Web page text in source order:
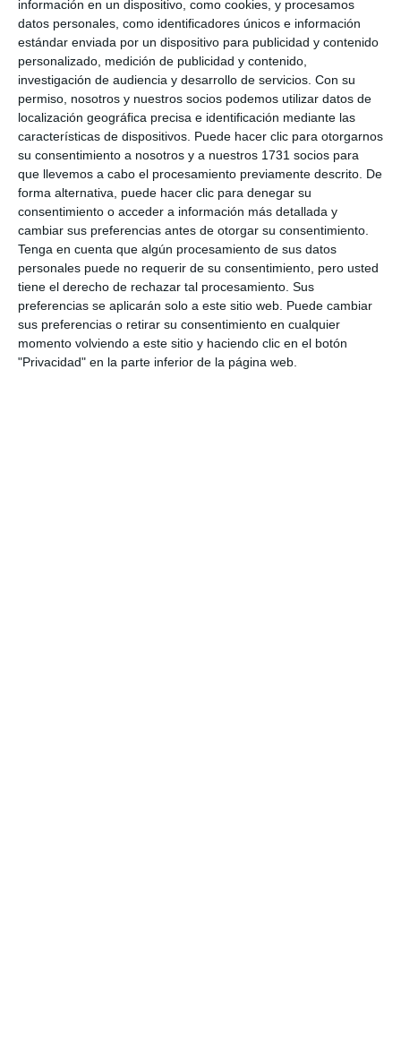
información en un dispositivo, como cookies, y procesamos
datos personales, como identificadores únicos e información
estándar enviada por un dispositivo para publicidad y contenido
personalizado, medición de publicidad y contenido,
investigación de audiencia y desarrollo de servicios. Con su
permiso, nosotros y nuestros socios podemos utilizar datos de
localización geográfica precisa e identificación mediante las
características de dispositivos. Puede hacer clic para otorgarnos
su consentimiento a nosotros y a nuestros 1731 socios para
que llevemos a cabo el procesamiento previamente descrito. De
forma alternativa, puede hacer clic para denegar su
consentimiento o acceder a información más detallada y
cambiar sus preferencias antes de otorgar su consentimiento.
Tenga en cuenta que algún procesamiento de sus datos
personales puede no requerir de su consentimiento, pero usted
tiene el derecho de rechazar tal procesamiento. Sus
preferencias se aplicarán solo a este sitio web. Puede cambiar
sus preferencias o retirar su consentimiento en cualquier
momento volviendo a este sitio y haciendo clic en el botón
"Privacidad" en la parte inferior de la página web.